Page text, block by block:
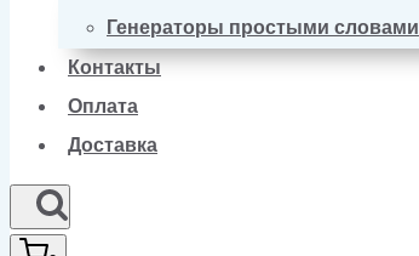
Генераторы простыми словами
Контакты
Оплата
Доставка